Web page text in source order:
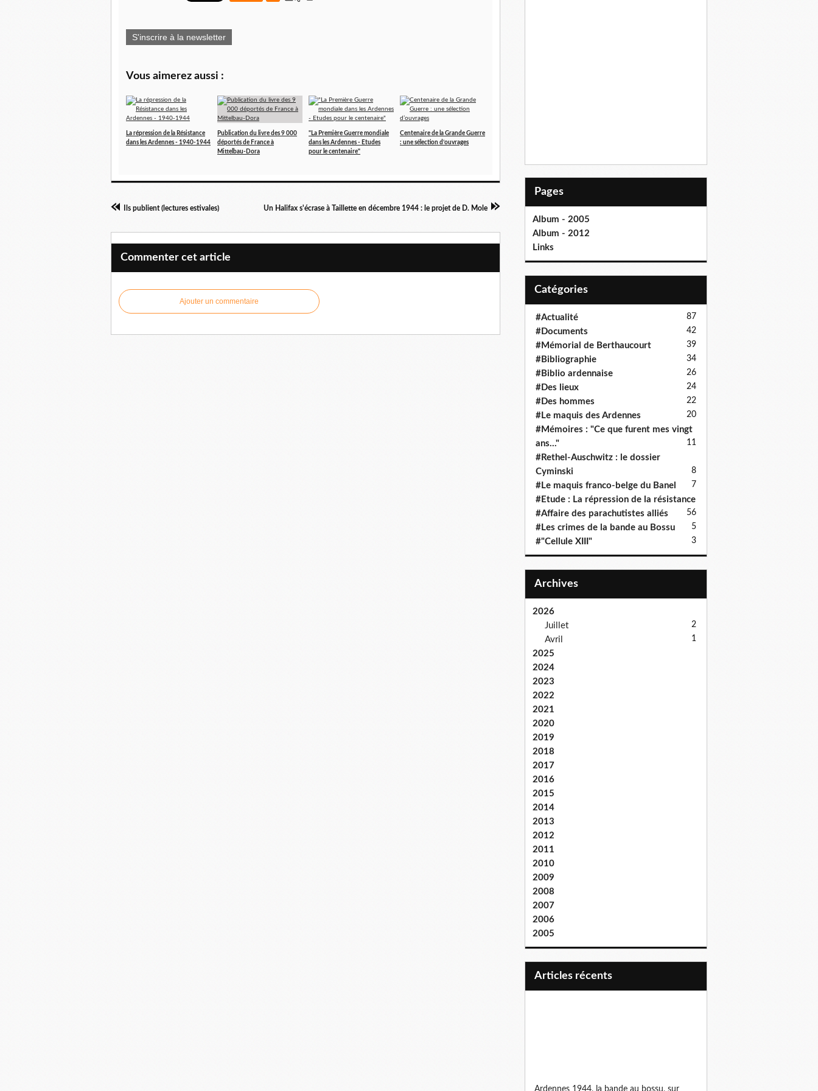
S'inscrire à la newsletter
Vous aimerez aussi :
La répression de la Résistance
dans les Ardennes - 1940-1944
Publication du livre des 9 000
déportés de France à
Mittelbau-Dora
"La Première Guerre mondiale
dans les Ardennes - Etudes
pour le centenaire"
Centenaire de la Grande Guerre
: une sélection d’ouvrages
Ils publient (lectures estivales) Un Halifax s'écrase à Taillette en décembre 1944 : le projet de D. Mole
Commenter cet article
Ajouter un commentaire
Pages
Album - 2005
Album - 2012
Links
Catégories
#Actualité 87
#Documents 42
#Mémorial de Berthaucourt 39
#Bibliographie 34
#Biblio ardennaise 26
#Des lieux 24
#Des hommes 22
#Le maquis des Ardennes 20
#Mémoires : "Ce que furent mes vingt
ans..."
11
#Rethel-Auschwitz : le dossier
Cyminski
8
#Le maquis franco-belge du Banel 7
#Etude : La répression de la résistance
6
#Affaire des parachutistes alliés 5
#Les crimes de la bande au Bossu 5
#"Cellule XIII" 3
Archives
2026
Juillet
2
Avril 1
2025
2024
2023
2022
2021
2020
2019
2018
2017
2016
2015
2014
2013
2012
2011
2010
2009
2008
2007
2006
2005
articles récents
ardennes 1944, la bande au bossu, sur